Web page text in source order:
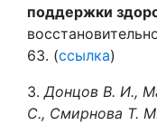
поддержки
63. (ссылка)
3.Донцов В. И.,
С., Смирнова Т.